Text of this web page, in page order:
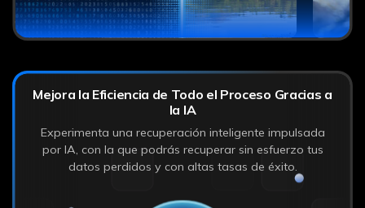
Mejora la Eficiencia de Todo el Proceso Gracias a
la IA󠀰
Experimenta una recuperación inteligente impulsada
por IA, con la que podrás recuperar sin esfuerzo tus
datos perdidos y con altas tasas de éxito.󠀲󠀥󠀩󠀳